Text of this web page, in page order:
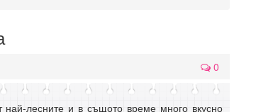
0
лесните и в същото време много вкусно